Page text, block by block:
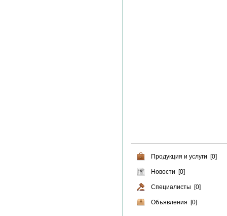
Продукция и услуги [0]
Новости [0]
Специалисты [0]
Объявления [0]